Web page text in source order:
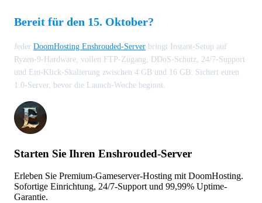
Bereit für den 15. Oktober?
Jeder DoomHosting Enshrouded-Server bringt Instant-Setup auf
Ryzen-9-Hardware, vollen FTP-Zugang, DDoS-Schutz, 24/7-Support
und Ein-Klick-Skalierung zwischen 4 GB und 16 GB. Sichert euren
1.0-Server, bevor die Launch-Woche beginnt.
Starten Sie Ihren Enshrouded-Server
Erleben Sie Premium-Gameserver-Hosting mit DoomHosting.
Sofortige Einrichtung, 24/7-Support und 99,99% Uptime-
Garantie.